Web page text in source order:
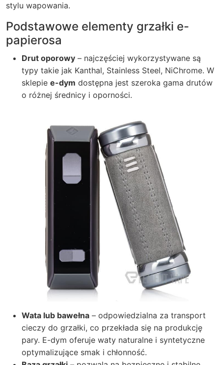
stylu wapowania.
Podstawowe elementy grzałki e-
papierosa
Drut oporowy – najczęściej wykorzystywane są
typy takie jak Kanthal, Stainless Steel, NiChrome. W
sklepie e-dym dostępna jest szeroka gama drutów
o różnej średnicy i oporności.
Wata lub bawełna – odpowiedzialna za transport
cieczy do grzałki, co przekłada się na produkcję
pary. E-dym oferuje waty naturalne i syntetyczne
optymalizujące smak i chłonność.